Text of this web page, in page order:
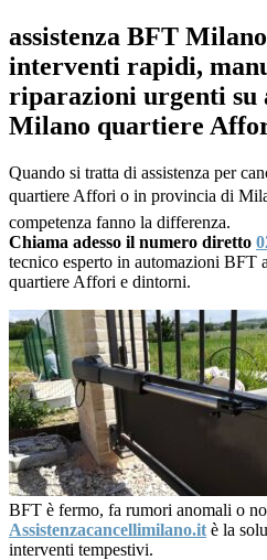
assistenza BFT
interventi rapidi,
riparazioni urgenti su
Milano quartiere
Quando si tratta di assistenza per
quartiere Affori o in provincia di
competenza fanno la differenza.
Chiama adesso il numero diretto
tecnico esperto in automazioni BFT
quartiere Affori e dintorni.
BFT è fermo, fa rumori anomali o
Assistenzacancellimilano.it è la
interventi tempestivi.